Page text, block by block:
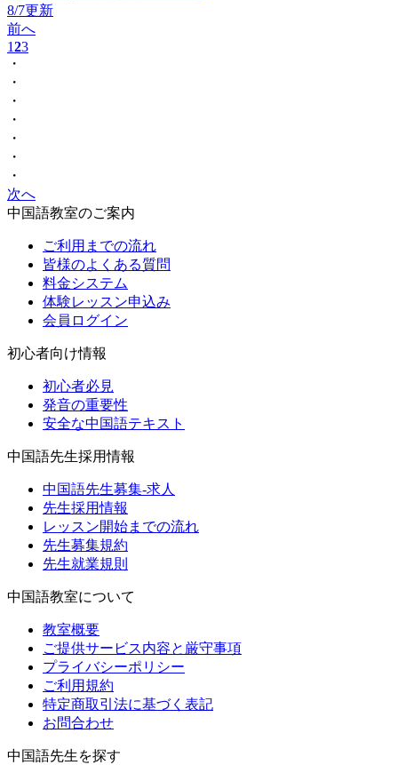
8/7更新
前へ
123
・
・
・
・
・
・
・
次へ
中国語教室のご案内
ご利用までの流れ
皆様のよくある質問
料金システム
体験レッスン申込み
会員ログイン
初心者向け情報
初心者必見
発音の重要性
安全な中国語テキスト
中国語先生採用情報
中国語先生募集-求人
先生採用情報
レッスン開始までの流れ
先生募集規約
先生就業規則
中国語教室について
教室概要
ご提供サービス内容と厳守事項
プライバシーポリシー
ご利用規約
特定商取引法に基づく表記
お問合わせ
中国語先生を探す